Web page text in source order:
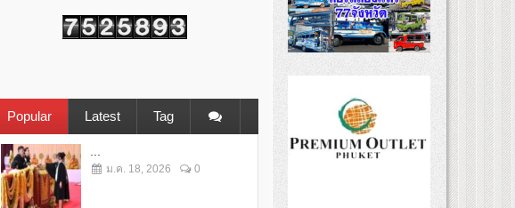
Popular Latest Tag
ม.ค. 18, 2026 0